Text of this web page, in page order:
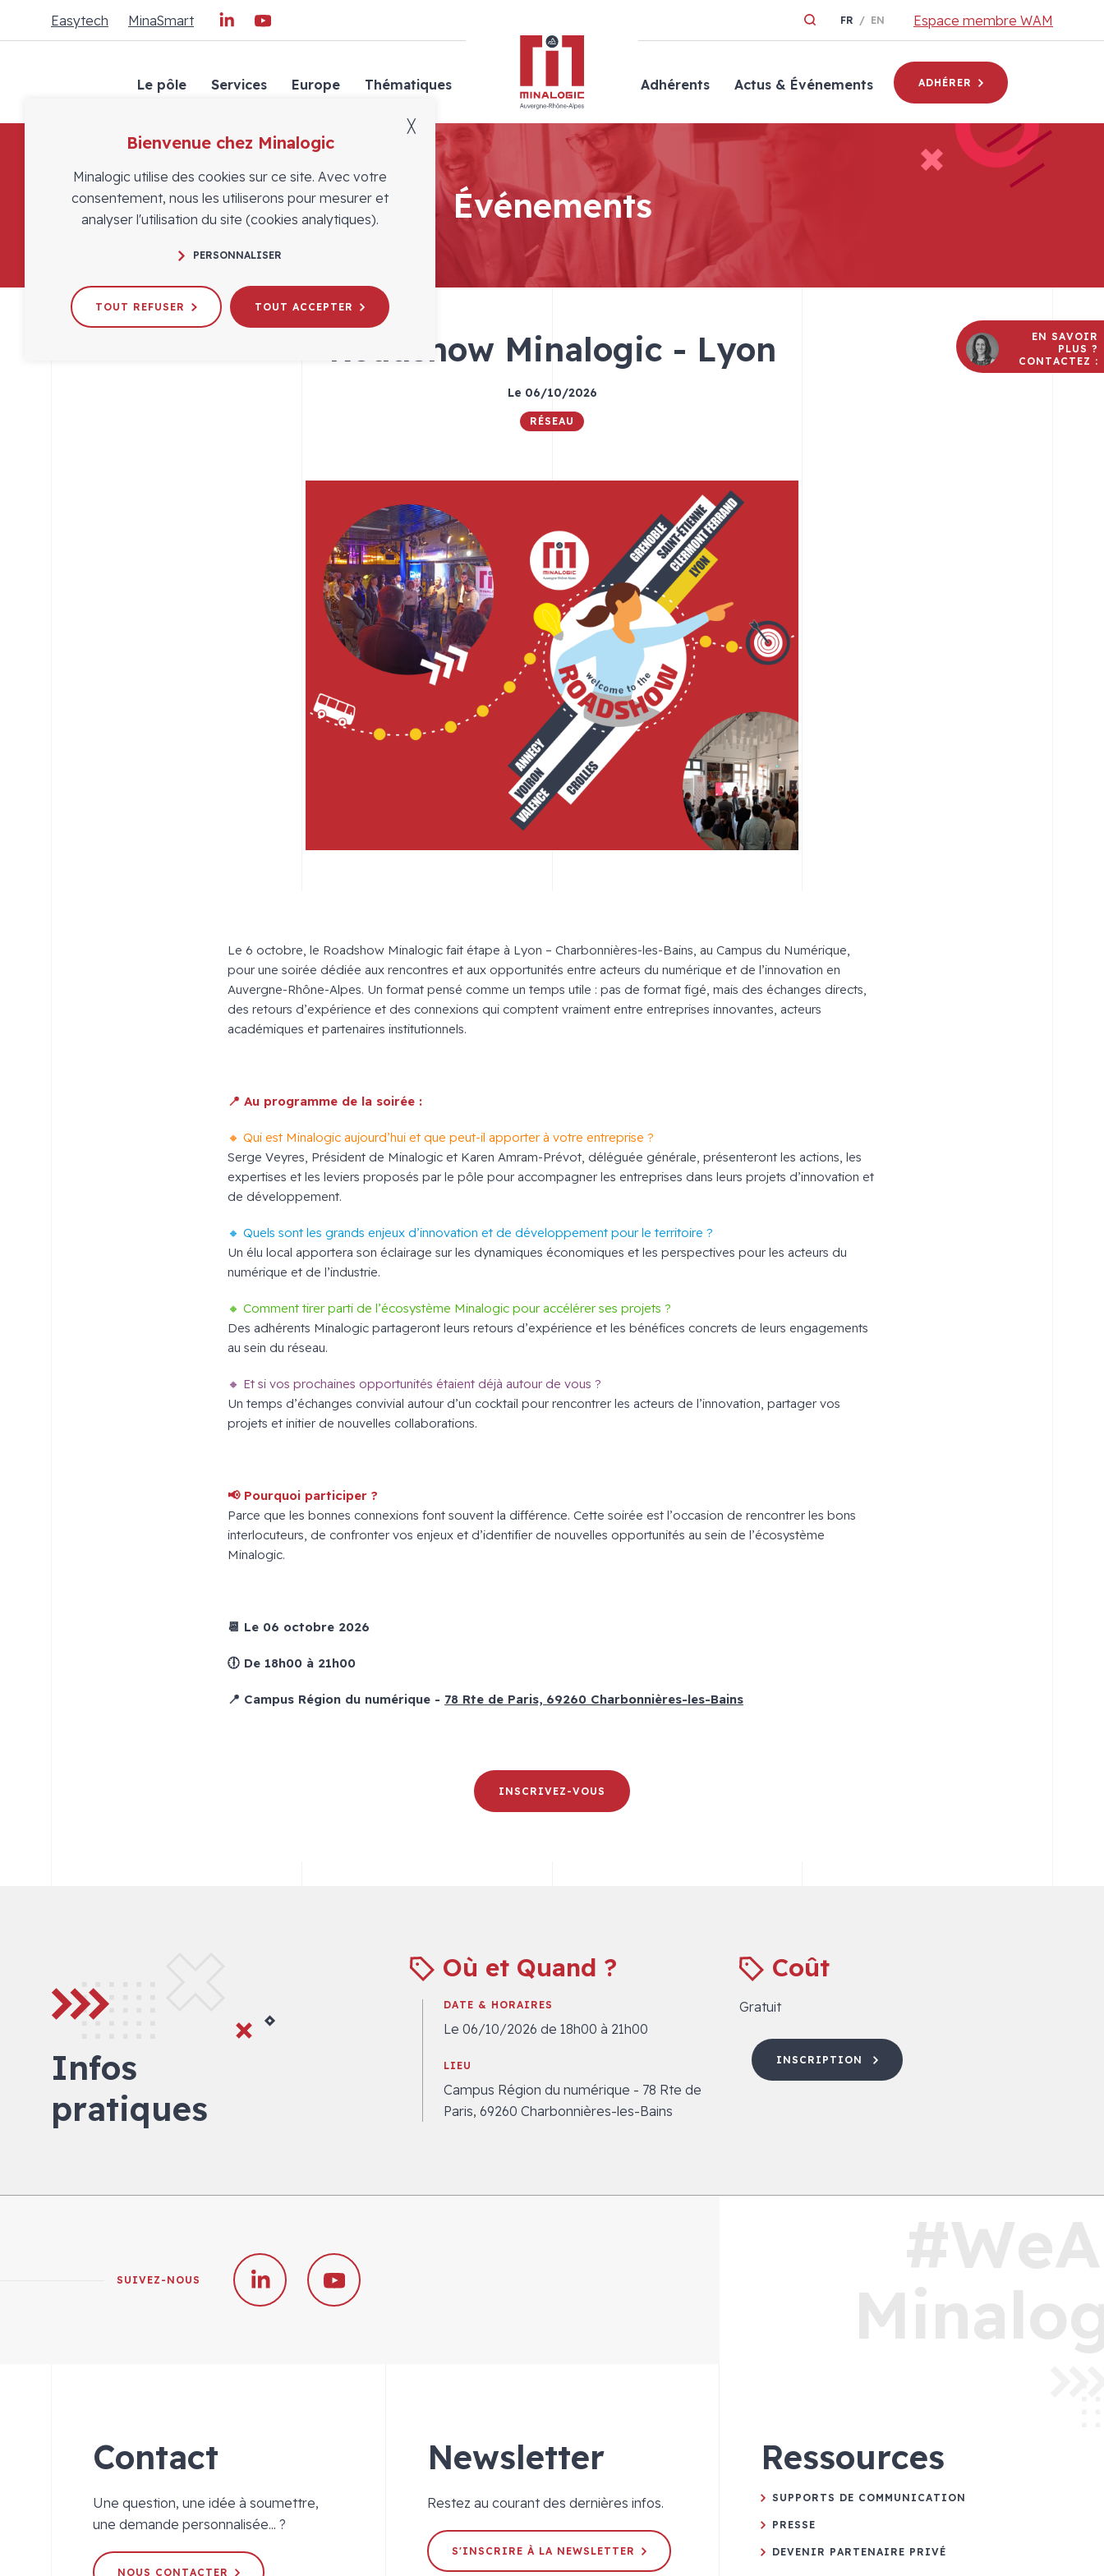
FR EN Espace membre WAM
Easytech MinaSmart
Le pôle Services Europe Thématiques Adhérents Actus & Événements ADHÉRER
Minalogic
Événements
Roadshow Minalogic - Lyon
Le 06/10/2026
RÉSEAU
Le 6 octobre, le Roadshow Minalogic fait étape à Lyon – Charbonnières-les-Bains, au Campus du Numérique,
pour une soirée dédiée aux rencontres et aux opportunités entre acteurs du numérique et de l’innovation en
Auvergne-Rhône-Alpes. Un format pensé comme un temps utile : pas de format figé, mais des échanges directs,
des retours d’expérience et des connexions qui comptent vraiment entre entreprises innovantes, acteurs
académiques et partenaires institutionnels.
📍 Au programme de la soirée :
🔸 Qui est Minalogic aujourd’hui et que peut-il apporter à votre entreprise ?
Serge Veyres, Président de Minalogic et Karen Amram-Prévot, déléguée générale, présenteront les actions, les
expertises et les leviers proposés par le pôle pour accompagner les entreprises dans leurs projets d’innovation et
de développement.
🔸 Quels sont les grands enjeux d’innovation et de développement pour le territoire ?
Un élu local apportera son éclairage sur les dynamiques économiques et les perspectives pour les acteurs du
numérique et de l’industrie.
🔸 Comment tirer parti de l’écosystème Minalogic pour accélérer ses projets ?
Des adhérents Minalogic partageront leurs retours d’expérience et les bénéfices concrets de leurs engagements
au sein du réseau.
🔸 Et si vos prochaines opportunités étaient déjà autour de vous ?
Un temps d’échanges convivial autour d’un cocktail pour rencontrer les acteurs de l’innovation, partager vos
projets et initier de nouvelles collaborations.
📢 Pourquoi participer ?
Parce que les bonnes connexions font souvent la différence. Cette soirée est l’occasion de rencontrer les bons
interlocuteurs, de confronter vos enjeux et d’identifier de nouvelles opportunités au sein de l’écosystème
Minalogic.
📆 Le 06 octobre 2026
🕕 De 18h00 à 21h00
📍 Campus Région du numérique - 78 Rte de Paris, 69260 Charbonnières-les-Bains
INSCRIVEZ-VOUS
Infos
pratiques
Où et Quand ?
DATE & HORAIRES
Le 06/10/2026 de 18h00 à 21h00
LIEU
Campus Région du numérique - 78 Rte de
Paris, 69260 Charbonnières-les-Bains
Coût
Gratuit
INSCRIPTION
EN SAVOIR
PLUS ?
CONTACTEZ :
SUIVEZ-NOUS
Contact
Une question, une idée à soumettre,
une demande personnalisée... ?
NOUS CONTACTER
Newsletter
Restez au courant des dernières infos.
S'INSCRIRE À LA NEWSLETTER
Ressources
SUPPORTS DE COMMUNICATION
PRESSE
DEVENIR PARTENAIRE PRIVÉ
Bienvenue chez Minalogic
Minalogic utilise des cookies sur ce site. Avec votre
consentement, nous les utiliserons pour mesurer et
analyser l'utilisation du site (cookies analytiques).
PERSONNALISER
TOUT REFUSER TOUT ACCEPTER
╳